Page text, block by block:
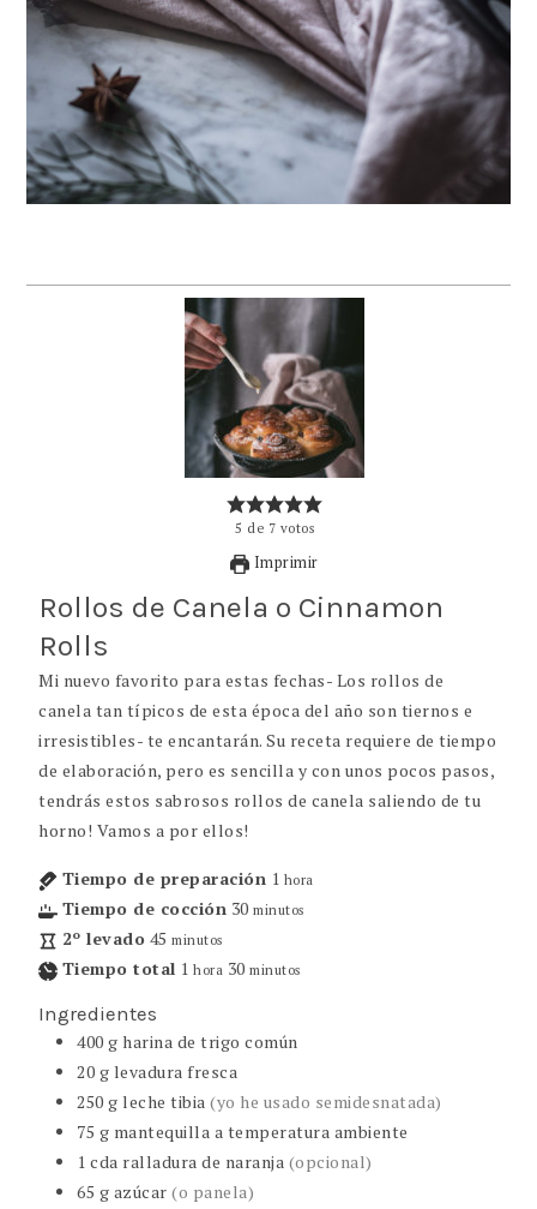
5 de 7 votos
Imprimir
Rollos de Canela o Cinnamon
Rolls
Mi nuevo favorito para estas fechas- Los rollos de
canela tan típicos de esta época del año son tiernos e
irresistibles- te encantarán. Su receta requiere de tiempo
de elaboración, pero es sencilla y con unos pocos pasos,
tendrás estos sabrosos rollos de canela saliendo de tu
horno! Vamos a por ellos!
Tiempo de preparación 1 hora
Tiempo de cocción 30 minutos
2º levado 45 minutos
Tiempo total 1 hora 30 minutos
Ingredientes
400 g harina de trigo común
20 g levadura fresca
250 g leche tibia (yo he usado semidesnatada)
75 g mantequilla a temperatura ambiente
1 cda ralladura de naranja (opcional)
65 g azúcar (o panela)